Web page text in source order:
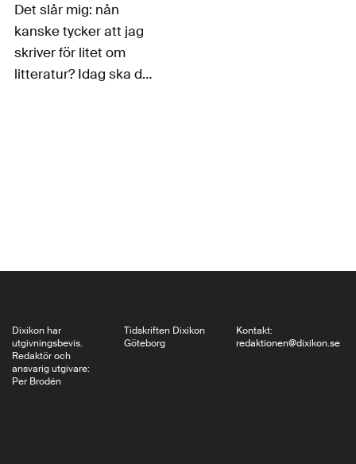
Det slår mig: nån
kanske tycker att jag
skriver för litet om
litteratur? Idag ska det
Dixikon har
utgivningsbevis.
Redaktör och
ansvarig utgivare:
Per Brodén
Tidskriften Dixikon
Göteborg
Kontakt:
redaktionen@dixikon.se